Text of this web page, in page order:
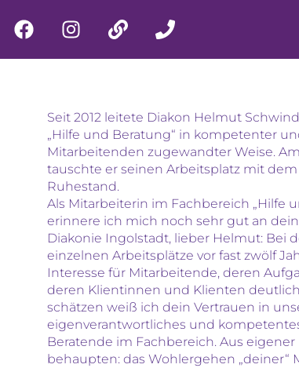
Seit 2012 leitete Diakon Helmut
„Hilfe und Beratung“ in kompetenter
Mitarbeitenden zugewandter Weise.
tauschte er seinen Arbeitsplatz mit
Ruhestand.
Als Mitarbeiterin im Fachbereich „Hilfe
erinnere ich mich noch sehr gut an
Diakonie Ingolstadt, lieber Helmut: Bei
einzelnen Arbeitsplätze vor fast zwölf
Interesse für Mitarbeitende, deren
deren Klientinnen und Klienten
schätzen weiß ich dein Vertrauen in
eigenverantwortliches und
Beratende im Fachbereich. Aus
behaupten: das Wohlergehen „deiner“